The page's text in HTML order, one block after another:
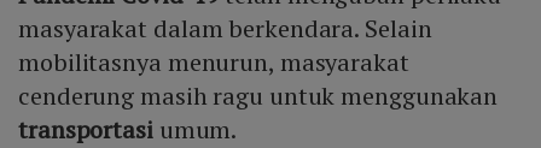
masyarakat dalam berkendara. Selain
mobilitasnya menurun, masyarakat
cenderung masih ragu untuk menggunakan
transportasiumum.